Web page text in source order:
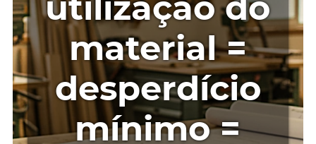
material =
desperdício
mínimo =